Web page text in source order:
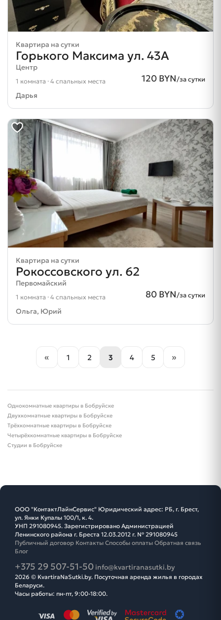
Квартира на сутки
Горького Максима ул. 43А
Центр
120 BYN/за сутки
1 комната · 4 спальных места
Дарья
Квартира на сутки
Рокоссовского ул. 62
Первомайский
80 BYN/за сутки
1 комната · 4 спальных места
Ольга, Юрий
« 1 2 3 4 5 »
Однокомнатные квартиры в Бобруйске
Двухкомнатные квартиры в Бобруйске
Трёхкомнатные квартиры в Бобруйске
Четырёхкомнатные квартиры в Бобруйске
Студии в Бобруйске
ООО "КонтактЛайнСервис" Юридический адрес: РБ, г. Брест,
ул. Янки Купалы 100/1, к. 4.
УНП 291080945. Зарегистрировано Администрацией
Ленинского района г. Бреста 12.03.2012 г. № 291080945
Публичный договор Контакты Способы оплаты Обратная связь
Блог
+375 29 507-51-50 info@kvartiranasutki.by
2026 © KvartiraNaSutki.by. Посуточная аренда жилья в городах
Беларуси.
Часы работы: пн-пт, 9:00-18:00.